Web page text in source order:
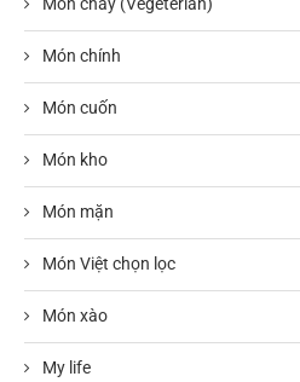
Món chính
Món cuốn
Món kho
Món mặn
Món Việt chọn lọc
Món xào
My life